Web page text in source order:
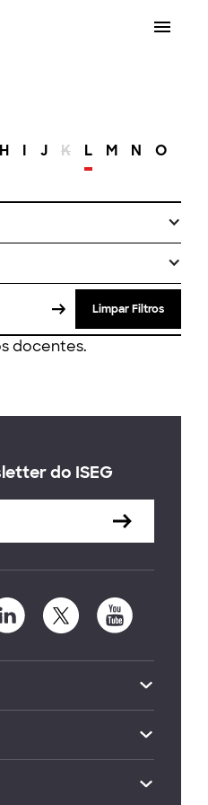
H I J K L M N O
Limpar Filtros
docentes.
do ISEG